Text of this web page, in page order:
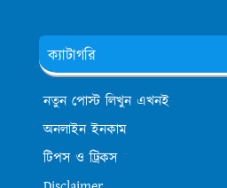
ক্যাটাগরি
নতুন পোস্ট লিখুন এখনই
অনলাইন ইনকাম
টিপস ও ট্রিকস